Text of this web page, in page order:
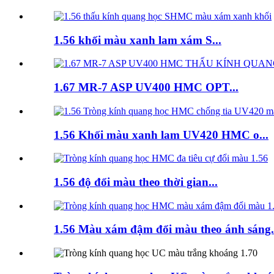
1.56 khối màu xanh lam xám S...
1.67 MR-7 ASP UV400 HMC OPT...
1.56 Khối màu xanh lam UV420 HMC o...
1.56 độ đổi màu theo thời gian...
1.56 Màu xám đậm đổi màu theo ánh